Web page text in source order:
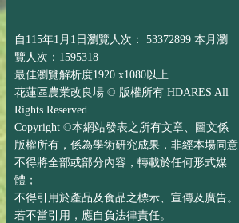
自115年1月1日瀏覽人次： 53372899 本月瀏
覽人次：1595318
最佳瀏覽解析度1920 x1080以上
花蓮區農業改良場 © 版權所有 HDARES All
Rights Reserved
Copyright ©本網站發表之所有文章、圖文係
版權所有，係為學術研究成果，非經本場同意
不得將全部或部分內容，轉載於任何形式媒
體；
不得引用於產品及食品之標示、宣傳及廣告。
若不當引用，應自負法律責任。